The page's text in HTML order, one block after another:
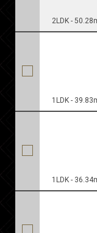
2LDK -
1LDK -
1LDK -